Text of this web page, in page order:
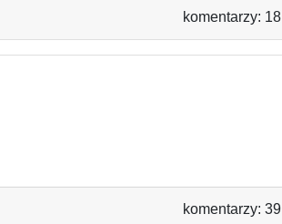
komentarzy: 18
komentarzy: 39